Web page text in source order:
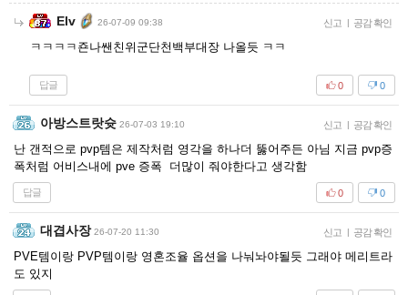
Elv 26-07-09 09:38 신고 | 공감 확인
ㅋㅋㅋㅋ죤나쌘친위군단천백부대장 나올듯 ㅋㅋ
답글 0
0
아방스트랏슛 26-07-03 19:10 신고 | 공감 확인
난 갠적으로 pvp템은 제작처럼 영각을 하나더 뚫어주든 아님 지금 pvp증
폭처럼 어비스내에 pve 증폭 더많이 줘야한다고 생각함
답글 0
0
대겹사장 26-07-20 11:30 신고 | 공감 확인
PVE템이랑 PVP템이랑 영혼조율 옵션을 나눠놔야될듯 그래야 메리트라
도 있지